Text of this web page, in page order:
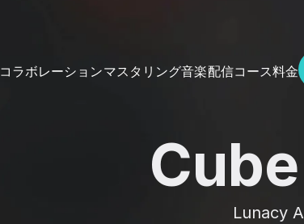
コラボレーションマスタリング音楽配信コース料金
Lunacy